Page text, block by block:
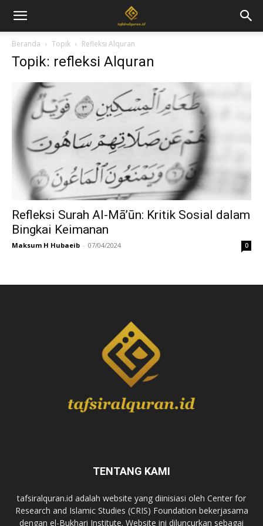
Beranda Topik Refleksi Alquran
Topik: refleksi Alquran
Refleksi Surah Al-Mā’ūn: Kritik Sosial dalam
Bingkai Keimanan
Maksum H Hubaeib - 07/04/2024 0
TENTANG KAMI
tafsiralquran.id adalah website yang diinisiasi oleh Center for
Research and Islamic Studies (CRIS) Foundation bekerjasama
dengan el-Bukhari Institute. Website ini diluncurkan sebagai